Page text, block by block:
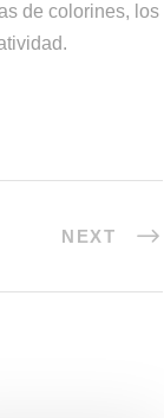
de colorines, los
NEXT